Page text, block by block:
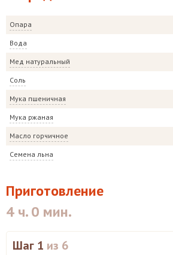
Опара
Вода
Мед натуральный
Соль
Мука пшеничная
Мука ржаная
Масло горчичное
Семена льна
Приготовление
4 ч. 0 мин.
Шаг 1 из 6